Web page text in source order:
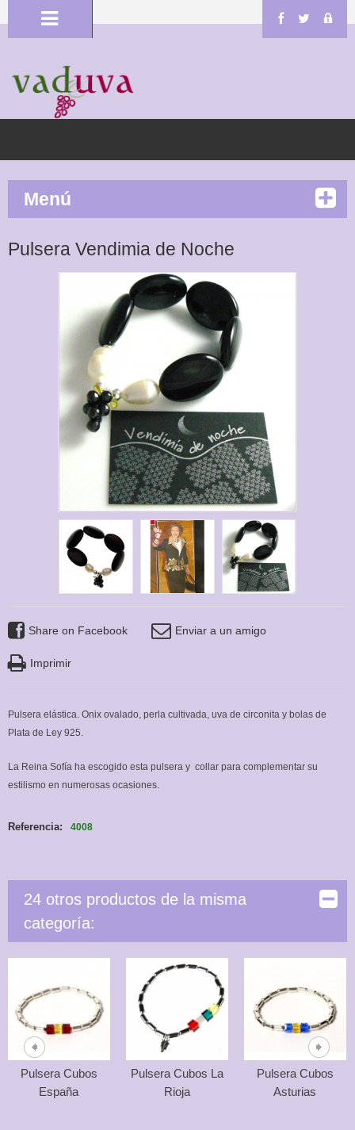
Menú
Pulsera Vendimia de Noche
Share on Facebook Enviar a un amigo
Imprimir
Pulsera elástica. Onix ovalado, perla cultivada, uva de circonita y bolas de
Plata de Ley 925.
La Reina Sofía ha escogido esta pulsera y collar para complementar su
estilismo en numerosas ocasiones.
Referencia: 4008
24 otros productos de la misma
categoría:
Pulsera Cubos
España
Pulsera Cubos La
Rioja
Pulsera Cubos
Asturias